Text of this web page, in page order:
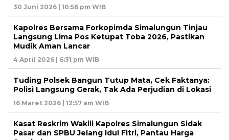
30 Juni 2026 | 10:56 pm WIB
Kapolres Bersama Forkopimda Simalungun Tinjau
Langsung Lima Pos Ketupat Toba 2026, Pastikan
Mudik Aman Lancar
4 April 2026 | 6:31 pm WIB
Tuding Polsek Bangun Tutup Mata, Cek Faktanya:
Polisi Langsung Gerak, Tak Ada Perjudian di Lokasi
16 Maret 2026 | 12:57 am WIB
Kasat Reskrim Wakili Kapolres Simalungun Sidak
Pasar dan SPBU Jelang Idul Fitri, Pantau Harga